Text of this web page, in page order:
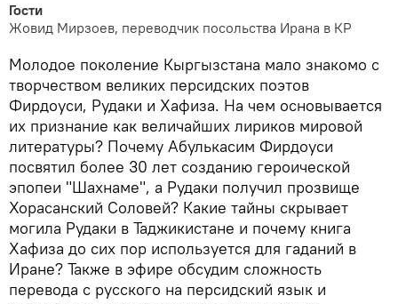
Гости
Жовид Мирзоев, переводчик посольства Ирана в КР
Молодое поколение Кыргызстана мало знакомо с
творчеством великих персидских поэтов
Фирдоуси, Рудаки и Хафиза. На чем основывается
их признание как величайших лириков мировой
литературы? Почему Абулькасим Фирдоуси
посвятил более 30 лет созданию героической
эпопеи "Шахнаме", а Рудаки получил прозвище
Хорасанский Соловей? Какие тайны скрывает
могила Рудаки в Таджикистане и почему книга
Хафиза до сих пор используется для гаданий в
Иране? Также в эфире обсудим сложность
перевода с русского на персидский язык и